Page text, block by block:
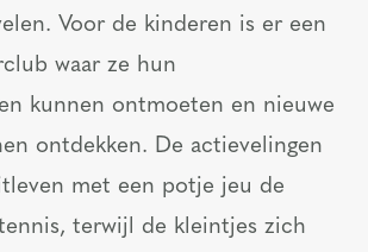
Voor de kinderen is er een
waar ze hun
kunnen ontmoeten en nieuwe
ontdekken. De actievelingen
met een potje jeu de
terwijl de kleintjes zich